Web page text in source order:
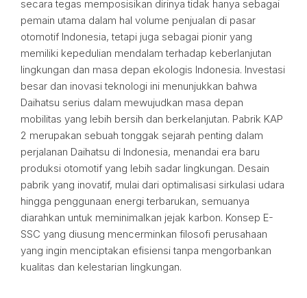
secara tegas memposisikan dirinya tidak hanya sebagai
pemain utama dalam hal volume penjualan di pasar
otomotif Indonesia, tetapi juga sebagai pionir yang
memiliki kepedulian mendalam terhadap keberlanjutan
lingkungan dan masa depan ekologis Indonesia. Investasi
besar dan inovasi teknologi ini menunjukkan bahwa
Daihatsu serius dalam mewujudkan masa depan
mobilitas yang lebih bersih dan berkelanjutan. Pabrik KAP
2 merupakan sebuah tonggak sejarah penting dalam
perjalanan Daihatsu di Indonesia, menandai era baru
produksi otomotif yang lebih sadar lingkungan. Desain
pabrik yang inovatif, mulai dari optimalisasi sirkulasi udara
hingga penggunaan energi terbarukan, semuanya
diarahkan untuk meminimalkan jejak karbon. Konsep E-
SSC yang diusung mencerminkan filosofi perusahaan
yang ingin menciptakan efisiensi tanpa mengorbankan
kualitas dan kelestarian lingkungan.